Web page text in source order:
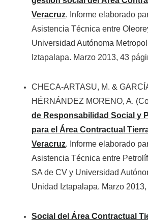
Veracruz. Informe elaborado
Asistencia Técnica entre
Universidad Autónoma
Iztapalapa. Marzo 2013, 43
CHECA-ARTASU, M. &
HÉRNÁNDEZ MORENO, A.
de Responsabilidad Social y
para el Área Contractual
Veracruz. Informe elaborado
Asistencia Técnica entre
SA de CV y Universidad
Unidad Iztapalapa. Marzo
Social del Área Contractual